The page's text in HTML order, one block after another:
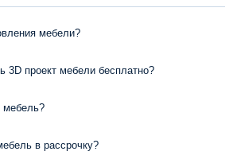
мебели?
3D проект мебели бесплатно?
мебель?
в рассрочку?